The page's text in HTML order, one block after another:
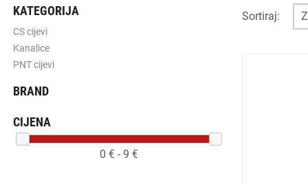
KATEGORIJA
CS cijevi
Kanalice
PNT cijevi
BRAND
CIJENA
0 € -9 €
Sortiraj: